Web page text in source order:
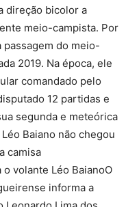
direção bicolor a
meio-campista. Por
passagem do meio-
2019. Na época, ele
comandado pelo
12 partidas e
segunda e meteórica
Baiano não chegou
camisa
volante Léo BaianoO
informa a